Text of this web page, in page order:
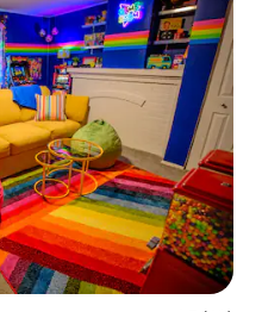
appréciés